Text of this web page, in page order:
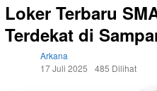
Loker Terbaru
Terdekat di
Arkana
17 Juli 2025
485 Dilihat